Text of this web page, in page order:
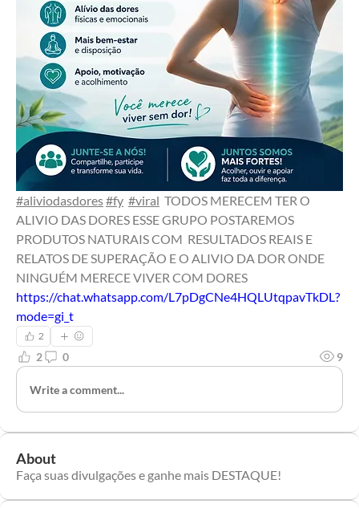
#aliviodasdores#fy #viral TODOS MERECEM TER O
ALIVIO DAS DORES ESSE GRUPO POSTAREMOS
PRODUTOS NATURAIS COM  RESULTADOS REAIS E
RELATOS DE SUPERAÇÃO E O ALIVIO DA DOR ONDE
https://chat.whatsapp.com/L7pDgCNe4HQLUtqpavTkDL?
mode=gi_t
2
2 0 9
Write a comment...
About
Faça suas divulgações e ganhe mais DESTAQUE!